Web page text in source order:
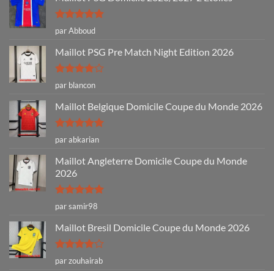
Note5sur
5
par Abboud
Maillot PSG Pre Match Night Edition 2026
Note4
sur 5
par blancon
Maillot Belgique Domicile Coupe du Monde 2026
Note5sur
5
par abkarian
Maillot Angleterre Domicile Coupe du Monde
2026
Note5sur
5
par samir98
Maillot Bresil Domicile Coupe du Monde 2026
Note4
sur 5
par zouhairab